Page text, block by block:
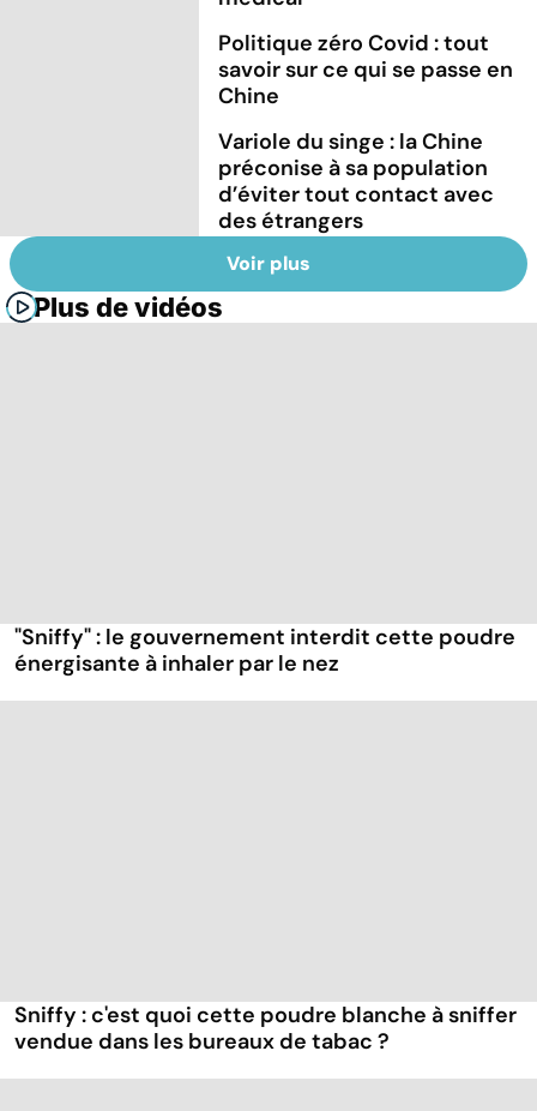
Politique zéro Covid : tout
savoir sur ce qui se passe en
Chine
Variole du singe : la Chine
préconise à sa population
d’éviter tout contact avec
des étrangers
Voir plus
Plus de vidéos
"Sniffy" : le gouvernement interdit cette poudre
énergisante à inhaler par le nez
Sniffy : c'est quoi cette poudre blanche à sniffer
vendue dans les bureaux de tabac ?